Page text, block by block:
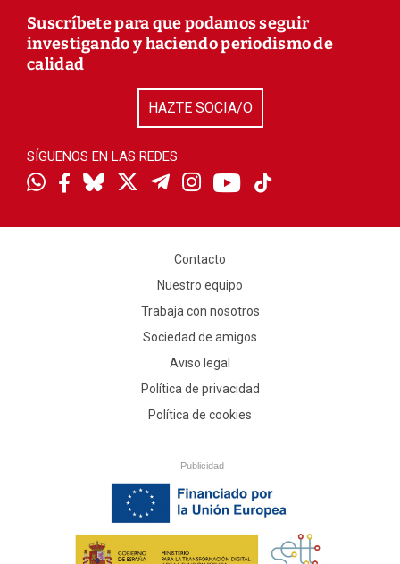
Suscríbete para que podamos seguir
investigando y haciendo periodismo de
calidad
HAZTE SOCIA/O
SÍGUENOS EN LAS REDES
Contacto
Nuestro equipo
Trabaja con nosotros
Sociedad de amigos
Aviso legal
Política de privacidad
Política de cookies
Publicidad